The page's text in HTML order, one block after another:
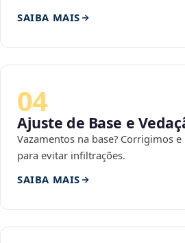
SAIBA MAIS
04
Ajuste de Base e
Vazamentos na base? Corrigimos
para evitar infiltrações.
SAIBA MAIS